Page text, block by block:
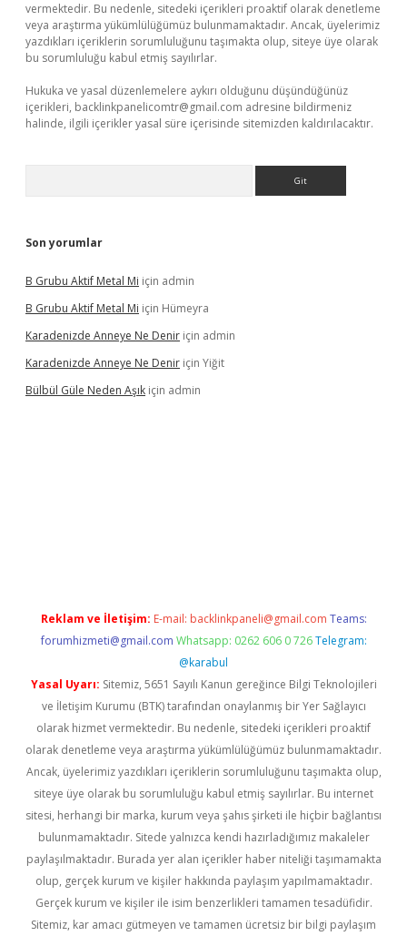
vermektedir. Bu nedenle, sitedeki içerikleri proaktif olarak denetleme
veya araştırma yükümlülüğümüz bulunmamaktadır. Ancak, üyelerimiz
yazdıkları içeriklerin sorumluluğunu taşımakta olup, siteye üye olarak
bu sorumluluğu kabul etmiş sayılırlar.
Hukuka ve yasal düzenlemelere aykırı olduğunu düşündüğünüz
içerikleri, backlinkpanelicomtr@gmail.com adresine bildirmeniz
halinde, ilgili içerikler yasal süre içerisinde sitemizden kaldırılacaktır.
Son yorumlar
B Grubu Aktif Metal Mi için admin
B Grubu Aktif Metal Mi için Hümeyra
Karadenizde Anneye Ne Denir için admin
Karadenizde Anneye Ne Denir için Yiğit
Bülbül Güle Neden Aşık için admin
Reklam ve İletişim: E-mail: backlinkpaneli@gmail.com Teams:
forumhizmeti@gmail.com Whatsapp: 0262 606 0 726 Telegram:
@karabul
Yasal Uyarı: Sitemiz, 5651 Sayılı Kanun gereğince Bilgi Teknolojileri
ve İletişim Kurumu (BTK) tarafından onaylanmış bir Yer Sağlayıcı
olarak hizmet vermektedir. Bu nedenle, sitedeki içerikleri proaktif
olarak denetleme veya araştırma yükümlülüğümüz bulunmamaktadır.
Ancak, üyelerimiz yazdıkları içeriklerin sorumluluğunu taşımakta olup,
siteye üye olarak bu sorumluluğu kabul etmiş sayılırlar. Bu internet
sitesi, herhangi bir marka, kurum veya şahıs şirketi ile hiçbir bağlantısı
bulunmamaktadır. Sitede yalnızca kendi hazırladığımız makaleler
paylaşılmaktadır. Burada yer alan içerikler haber niteliği taşımamakta
olup, gerçek kurum ve kişiler hakkında paylaşım yapılmamaktadır.
Gerçek kurum ve kişiler ile isim benzerlikleri tamamen tesadüfidir.
Sitemiz, kar amacı gütmeyen ve tamamen ücretsiz bir bilgi paylaşım